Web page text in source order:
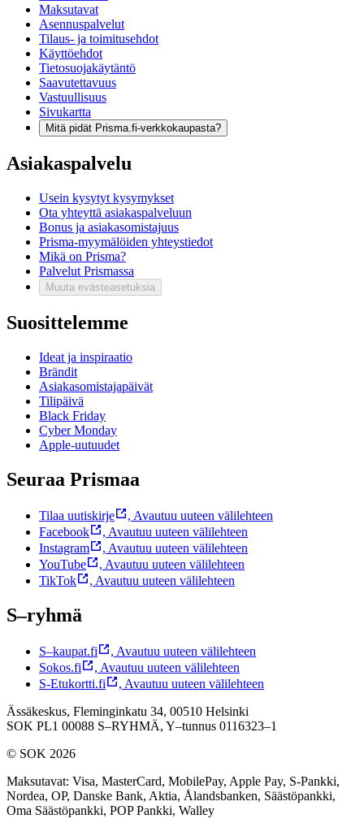
Maksutavat
Asennuspalvelut
Tilaus- ja toimitusehdot
Käyttöehdot
Tietosuojakäytäntö
Saavutettavuus
Vastuullisuus
Sivukartta
Mitä pidät Prisma.fi-verkkokaupasta?
Asiakaspalvelu
Usein kysytyt kysymykset
Ota yhteyttä asiakaspalveluun
Bonus ja asiakasomistajuus
Prisma-myymälöiden yhteystiedot
Mikä on Prisma?
Palvelut Prismassa
Muuta evästeasetuksia
Suosittelemme
Ideat ja inspiraatio
Brändit
Asiakasomistajapäivät
Tilipäivä
Black Friday
Cyber Monday
Apple-uutuudet
Seuraa Prismaa
Tilaa uutiskirje , Avautuu uuteen välilehteen
Facebook
, Avautuu uuteen välilehteen
Instagram
, Avautuu uuteen välilehteen
YouTube
, Avautuu uuteen välilehteen
TikTok
, Avautuu uuteen välilehteen
S–ryhmä
S–kaupat.fi , Avautuu uuteen välilehteen
Sokos.fi
, Avautuu uuteen välilehteen
S-Etukortti.fi
, Avautuu uuteen välilehteen
Ässäkeskus, Fleminginkatu 34, 00510 Helsinki
SOK PL1 00088 S–RYHMÄ, Y–tunnus 0116323–1
© SOK 2026
Maksutavat: Visa, MasterCard, MobilePay, Apple Pay, S-Pankki,
Nordea, OP, Danske Bank, Aktia, Ålandsbanken, Säästöpankki,
Oma Säästöpankki, POP Pankki, Walley